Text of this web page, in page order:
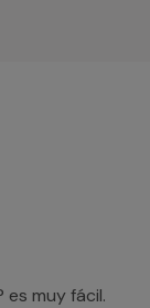
es muy fácil.